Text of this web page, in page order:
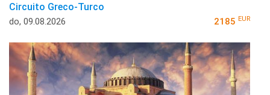
Circuito Greco-Turco
do, 09.08.2026 2185 EUR